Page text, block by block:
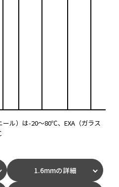
ル）は-20〜80℃、EXA（ガラス
1.6mmの詳細